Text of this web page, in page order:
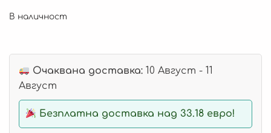
В наличност
Очаквана доставка: 10 Август - 11
Август
Безплатна доставка над 33.18 евро!